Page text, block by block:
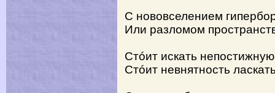
С нововселением
Или разломом
Стóит искать
Стóит невнятность